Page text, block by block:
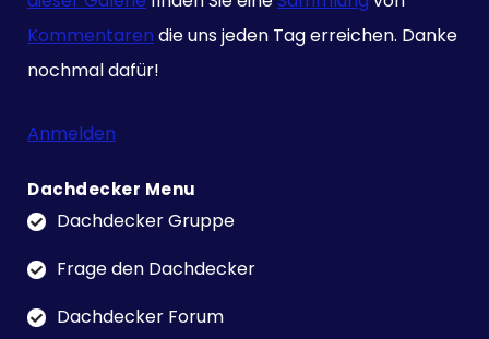
Kommentaren die uns jeden Tag erreichen. Danke
nochmal dafür!
Anmelden
Dachdecker Menu
Dachdecker Gruppe
Frage den Dachdecker
Dachdecker Forum